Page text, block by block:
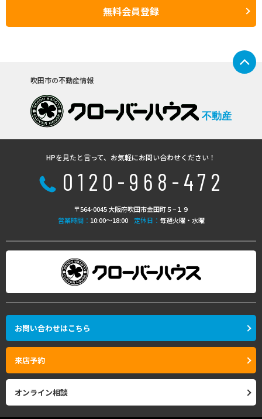
無料会員登録
吹田市の不動産情報
不動産
HPを見たと言って、お気軽にお問い合わせください！
0120-968-472
〒564-0045 大阪府吹田市金田町５−１９
営業時間： 10:00〜18:00 定休日： 毎週火曜・水曜
お問い合わせはこちら
来店予約
オンライン相談